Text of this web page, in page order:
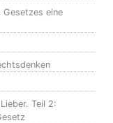
eine
Teil 2: